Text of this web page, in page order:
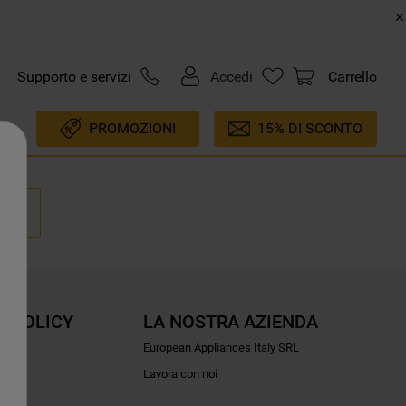
Supporto e servizi Accedi Carrello
PROMOZIONI 15% DI SCONTO
POLICY LA NOSTRA AZIENDA
European Appliances Italy SRL
Lavora con noi